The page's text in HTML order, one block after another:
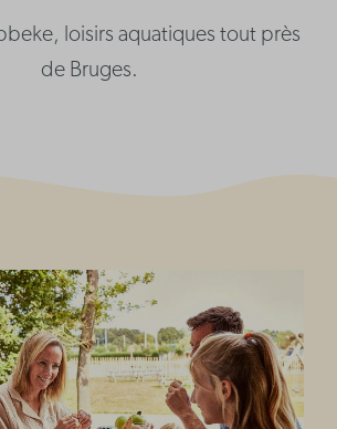
loisirs aquatiques tout près
de Bruges.